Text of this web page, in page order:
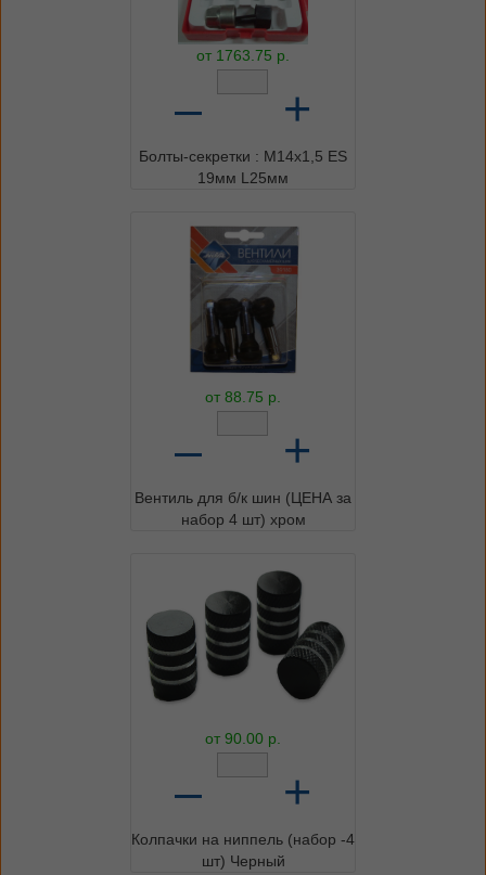
от 1763.75 р.
– +
Болты-секретки : М14х1,5 ES
19мм L25мм
от 88.75 р.
– +
Вентиль для б/к шин (ЦЕНА за
набор 4 шт) хром
от 90.00 р.
– +
Колпачки на ниппель (набор -4
шт) Черный